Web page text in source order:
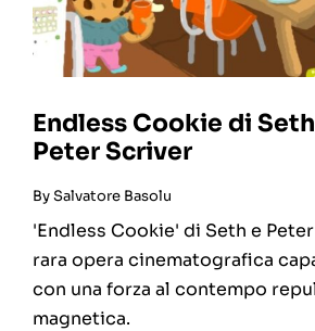
Endless Cookie di
Peter Scriver
BySalvatore Basolu
'Endless Cookie' di Seth e
rara opera cinematografica
con una forza al contempo
magnetica.